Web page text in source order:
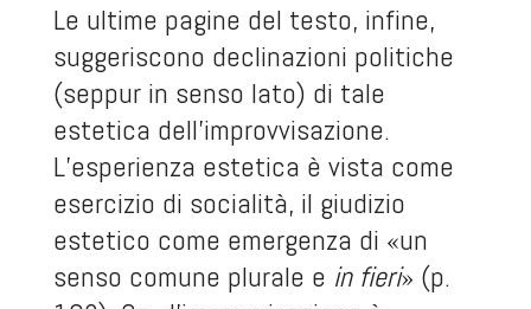
Le ultime pagine del testo, infine,
suggeriscono declinazioni politiche
(seppur in senso lato) di tale
estetica dell’improvvisazione.
L’esperienza estetica è vista come
esercizio di socialità, il giudizio
estetico come emergenza di «un
senso comune plurale e in fieri» (p.